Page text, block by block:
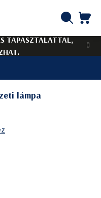
TAPASZTALATTAL,
lámpa